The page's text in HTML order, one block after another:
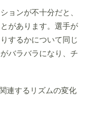
ョンが不十分だと、
があります。選手が
するかについて同じ
バラバラになり、チ